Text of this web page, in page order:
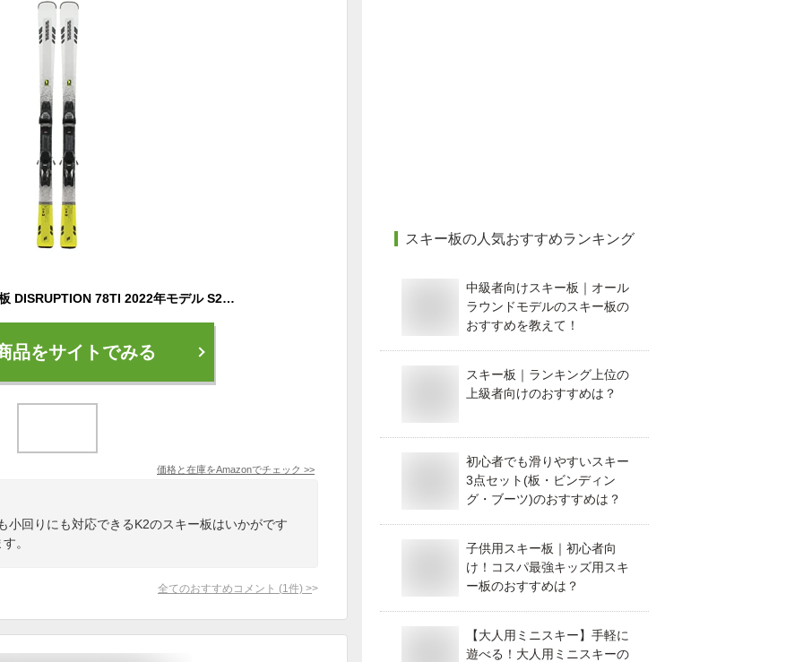
K2(ケーツー) スキー 板 DISRUPTION 78TI 2022年モデル S220600501 ホワイト×イエロー 156cm
品をサイトでみる
価格と在庫をAmazonでチェック >>
小回りにも対応できるK2のスキー板はいかがです
。
全てのおすすめコメント (1 件) >
スキー板の人気おすすめランキング
中級者向けスキー板｜オール
ラウンドモデルのスキー板の
おすすめを教えて！
スキー板｜ランキング上位の
上級者向けのおすすめは？
初心者でも滑りやすいスキー
3点セット(板・ビンディン
グ・ブーツ)のおすすめは？
子供用スキー板｜初心者向
け！コスパ最強キッズ用スキ
ー板のおすすめは？
【大人用ミニスキー】手軽に
遊べる！大人用ミニスキーの